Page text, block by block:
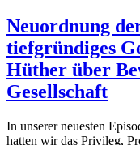
Neuordnung
tiefgründiges
Hüther über
Gesellschaft
In unserer neuesten
hatten wir das Privileg,